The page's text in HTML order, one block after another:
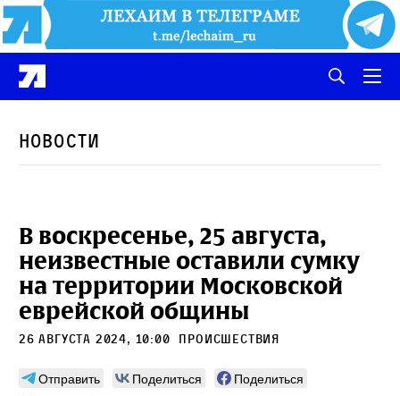
Новости
В воскресенье, 25 августа,
неизвестные оставили сумку
на территории Московской
еврейской общины
26 августа 2024, 10:00 Происшествия
Отправить Поделиться
Поделиться